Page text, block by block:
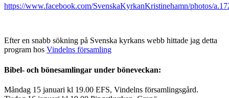
https://www.facebook.com/SvenskaKyrkanKristinehamn/photos/
Efter en snabb sökning på Svenska kyrkans webb hittade jag detta
program hos Vindelns församling
Bibel- och bönesamlingar under böneveckan:
Måndag 15 januari kl 19.00 EFS, Vindelns församlingsgård.